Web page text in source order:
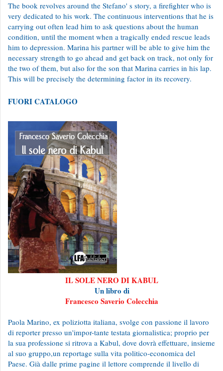
The book revolves around the Stefano' s story, a firefighter who is
very dedicated to his work. The continuous interventions that he is
carrying out often lead him to ask questions about the human
condition, until the moment when a tragically ended rescue leads
him to depression. Marina his partner will be able to give him the
necessary strength to go ahead and get back on track, not only for
the two of them, but also for the son that Marina carries in his lap.
This will be precisely the determining factor in its recovery.
FUORI CATALOGO
IL SOLE NERO DI KABUL
Un libro di
Francesco Saverio Colecchia
Paola Marino, ex poliziotta italiana, svolge con passione il lavoro
di reporter presso un'impor-tante testata giornalistica; proprio per
la sua professione si ritrova a Kabul, dove dovrà effettuare, insieme
al suo gruppo,un reportage sulla vita politico-economica del
Paese. Già dalle prime pagine il lettore comprende il livello di